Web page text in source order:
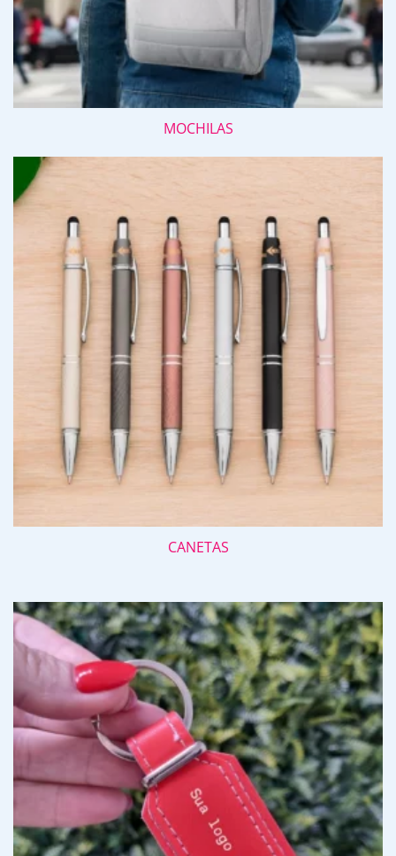
MOCHILAS
CANETAS